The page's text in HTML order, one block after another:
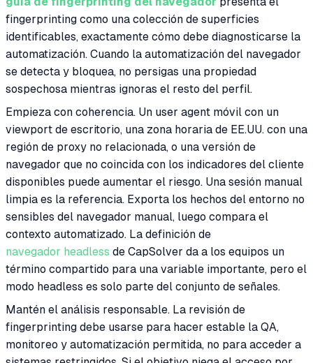
fingerprinting como una colección de superficies
identificables, exactamente cómo debe diagnosticarse la
automatización. Cuando la automatización del navegador
se detecta y bloquea, no persigas una propiedad
sospechosa mientras ignoras el resto del perfil.
Empieza con coherencia. Un user agent móvil con un
viewport de escritorio, una zona horaria de EE.UU. con una
región de proxy no relacionada, o una versión de
navegador que no coincida con los indicadores del cliente
disponibles puede aumentar el riesgo. Una sesión manual
limpia es la referencia. Exporta los hechos del entorno no
sensibles del navegador manual, luego compara el
contexto automatizado. La definición de
navegador headless de CapSolver da a los equipos un
término compartido para una variable importante, pero el
modo headless es solo parte del conjunto de señales.
Mantén el análisis responsable. La revisión de
fingerprinting debe usarse para hacer estable la QA,
monitoreo y automatización permitida, no para acceder a